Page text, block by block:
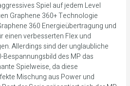
Spiel auf jedem Level
Graphene 360+ Technologie
360 Energieübertragung und
einen verbesserten Flex und
Allerdings sind der unglaubliche
des MP das
Spielweise, da diese
Mischung aus Power und